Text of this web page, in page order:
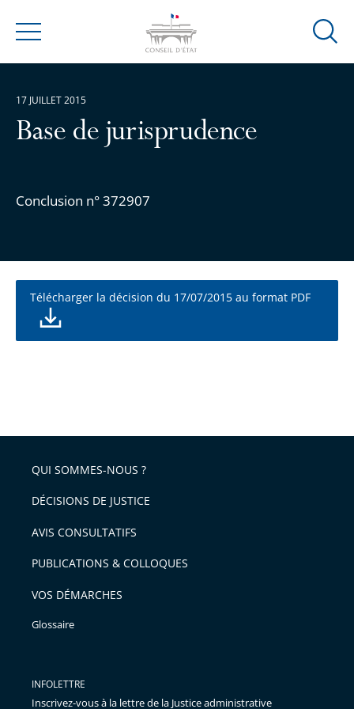
Menu
Ouvrir
Base de jurisprudence
Conclusion n° 372907
17 JUILLET 2015
Télécharger la décision du 17/07/2015 au format PDF
QUI SOMMES-NOUS ?
DÉCISIONS DE JUSTICE
AVIS CONSULTATIFS
PUBLICATIONS & COLLOQUES
VOS DÉMARCHES
Glossaire
INFOLETTRE
Inscrivez-vous à la lettre de la Justice administrative